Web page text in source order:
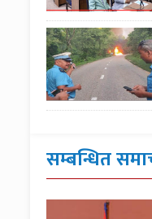
सम्बन्धित